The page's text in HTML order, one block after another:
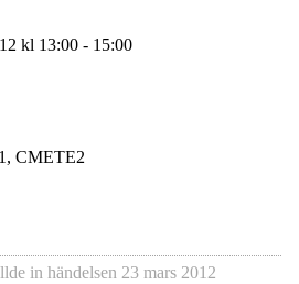
kl 13:00 - 15:00
CMETE2
in händelsen 23 mars 2012